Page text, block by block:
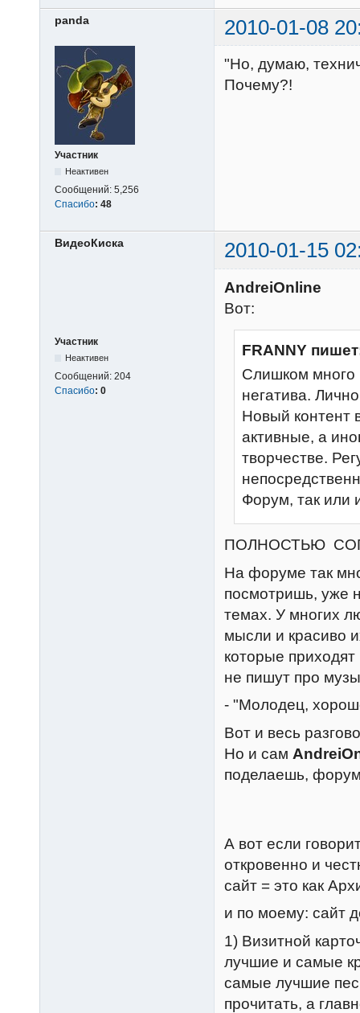
panda 2010-01-08
Участник
Неактивен
Сообщений: 5,256
Спасибо: 48
"Но, думаю,
Почему?!
ВидеоКиска 2010-01-15
Участник
Неактивен
Сообщений: 204
Спасибо: 0
AndreiOnline
Вот:
FRANNY
Слишком много
негатива.
Новый контент
активные, а
творчестве.
Форум, так или
ПОЛНОСТЬЮ
На форуме так
посмотришь, уже
темах. У многих
мысли и красиво
которые
не пишут про
- "Молодец,
Вот и весь
Но и сам
поделаешь,
А вот если
откровенно и
сайт = это как
и по моему: сайт
1) Визитной
лучшие и самые
самые лучшие
прочитать, а